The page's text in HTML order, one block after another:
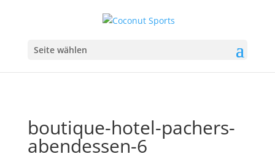
Seite wählen
boutique-hotel-pachers-
abendessen-6